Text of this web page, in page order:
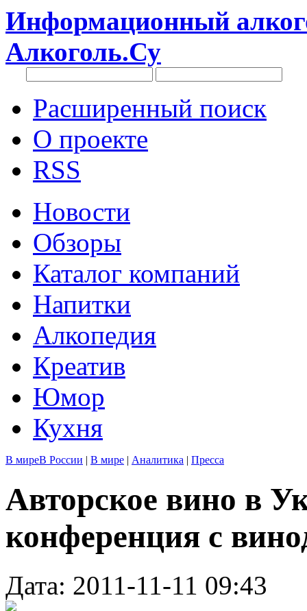
Информационный
Алкоголь.Су
Расширенный поиск
О проекте
RSS
Новости
Обзоры
Каталог компаний
Напитки
Алкопедия
Креатив
Юмор
Кухня
В миреВ России | В мире | Аналитика | Пресса
Авторское вино в
конференция с
Дата: 2011-11-11 09:43